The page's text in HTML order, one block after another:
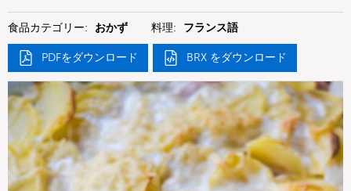
食品カテゴリー: おかず 料理: フランス語
PDFをダウンロード BRX をダウンロード